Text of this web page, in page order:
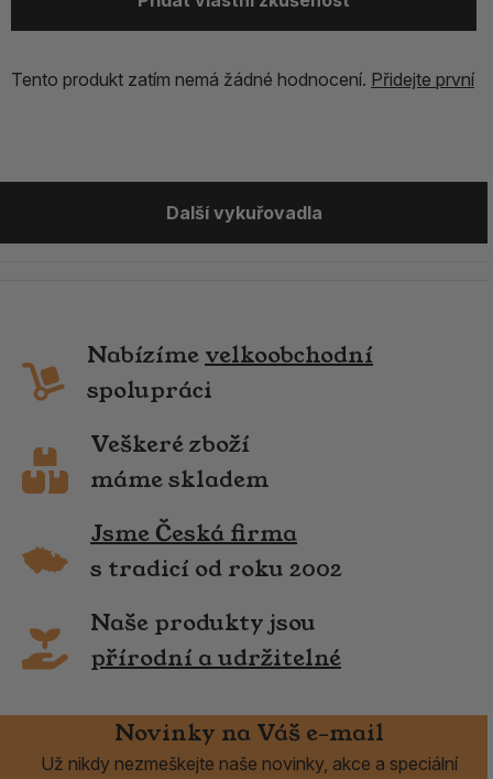
Tento produkt zatím nemá žádné hodnocení. Přidejte první
Další vykuřovadla
Nabízíme velkoobchodní
spolupráci
Veškeré zboží
máme skladem
Jsme Česká firma
s tradicí od roku 2002
Naše produkty jsou
přírodní a udržitelné
Novinky na Váš e-mail
Už nikdy nezmeškejte naše novinky, akce a speciální